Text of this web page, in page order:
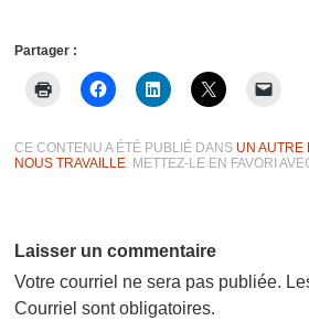
Partager :
CE CONTENU A ÉTÉ PUBLIÉ DANS UN AUTRE
NOUS TRAVAILLE . METTEZ-LE EN FAVORI
Laisser un commentaire
Votre courriel ne sera pas publiée.
Courriel sont obligatoires.